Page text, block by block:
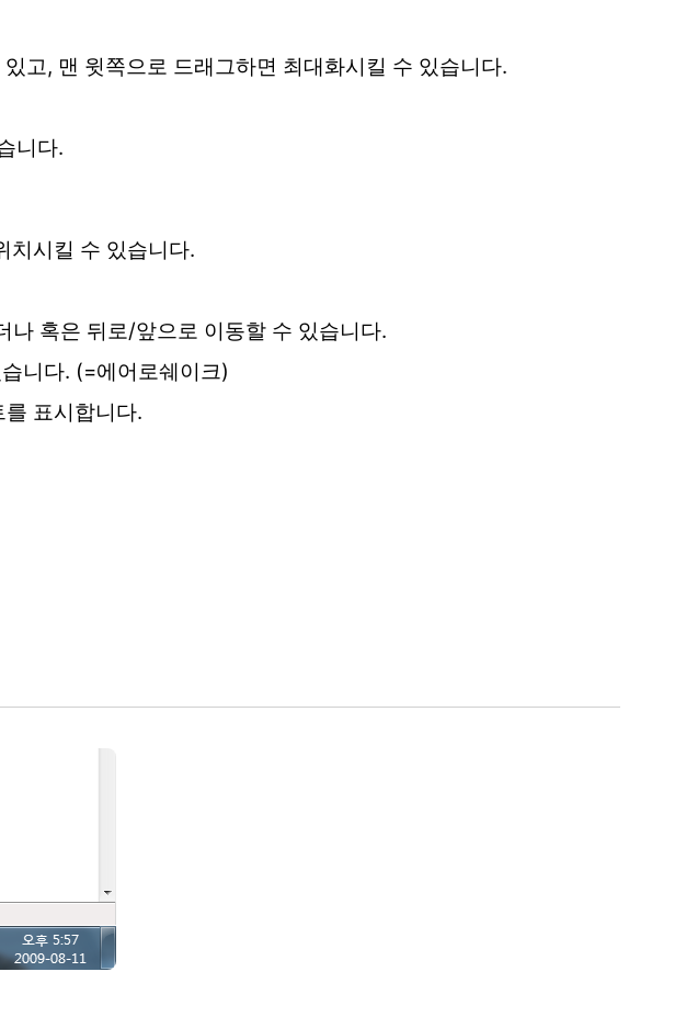
고, 맨 윗쪽으로 드래그하면 최대화시킬 수 있습니다.
니다.
치시킬 수 있습니다.
나 혹은 뒤로/앞으로 이동할 수 있습니다.
니다. (=에어로쉐이크)
표시합니다.